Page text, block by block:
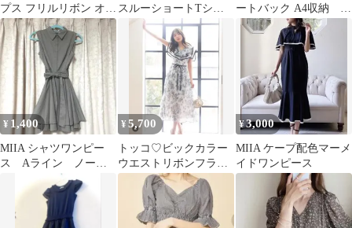
プス フリルリボン オフ
ショルダー 肩出し 肩見
え
スルーショートTシャ
ツ ブラック ミー
ア 黒
ートバック A4収納 正
方形 モカ
¥ 1,400
MIIA シャツワンピー
ス Aライン ノース
¥5,700
トッコ♡ビックカラー
ウエストリボンフラワ
ープリーツワンピー
ス ブルー
¥3,000
MIIA ケープ配色マーメ
イドワンピース